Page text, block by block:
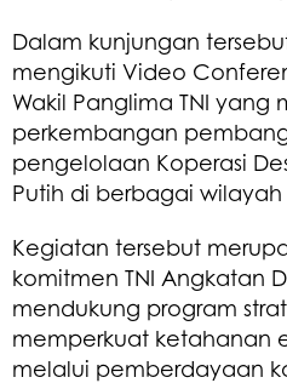
Dalam kunjungan
mengikuti Video
Wakil Panglima TNI yang
perkembangan
pengelolaan Koperasi
Putih di berbagai wilayah
Kegiatan tersebut
komitmen TNI Angkatan
mendukung program
memperkuat ketahanan
melalui pemberdayaan